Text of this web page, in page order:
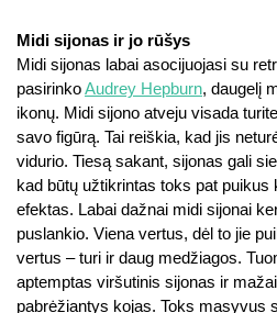
Midi sijonas ir jo rūšys
Midi sijonas labai asocijuojasi su
pasirinkoAudrey Hepburn, daugelį
ikonų. Midi sijono atveju visada
savo figūrą. Tai reiškia, kad jis
vidurio. Tiesą sakant, sijonas gali
kad būtų užtikrintas toks pat puikus
efektas. Labai dažnai midi sijonai
puslankio. Viena vertus, dėl to jie
vertus – turi ir daug medžiagos.
aptemptas viršutinis sijonas ir
pabrėžiantys kojas. Toks masyvus